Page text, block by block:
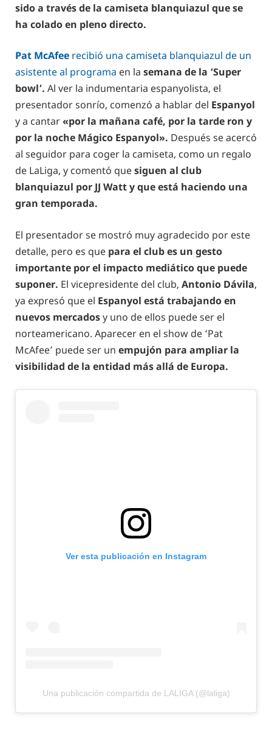
sido a través de la camiseta blanquiazul que se
ha colado en pleno directo.
Pat McAfee recibió una camiseta blanquiazul de un
asistente al programa en la semana de la ‘Super
bowl’. Al ver la indumentaria espanyolista, el
presentador sonrío, comenzó a hablar del Espanyol
y a cantar«por la mañana café, por la tarde ron y
por la noche Mágico Espanyol». Después se acercó
al seguidor para coger la camiseta, como un regalo
de LaLiga, y comentó quesiguen al club
blanquiazul por JJ Watt y que está haciendo una
gran temporada.
El presentador se mostró muy agradecido por este
detalle, pero es que para el club es un gesto
importante por el impacto mediático que puede
suponer. El vicepresidente del club, Antonio Dávila,
ya expresó que el Espanyol está trabajando en
nuevos mercadosy uno de ellos puede ser el
norteamericano. Aparecer en el show de ‘Pat
McAfee’ puede ser un empujón para ampliar la
visibilidad de la entidad más allá de Europa.
Ver esta publicación en Instagram
Una publicación compartida de LALIGA (@laliga)